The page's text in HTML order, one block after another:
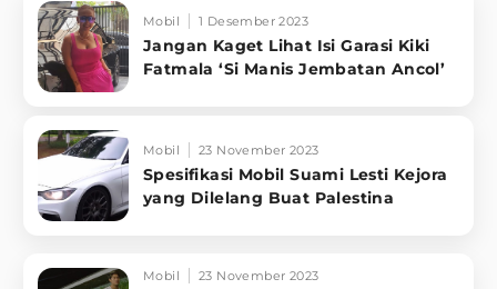
Mobil 1 Desember 2023
Jangan Kaget Lihat Isi Garasi Kiki
Fatmala ‘Si Manis Jembatan Ancol’
Mobil 23 November 2023
Spesifikasi Mobil Suami Lesti Kejora
yang Dilelang Buat Palestina
Mobil 23 November 2023